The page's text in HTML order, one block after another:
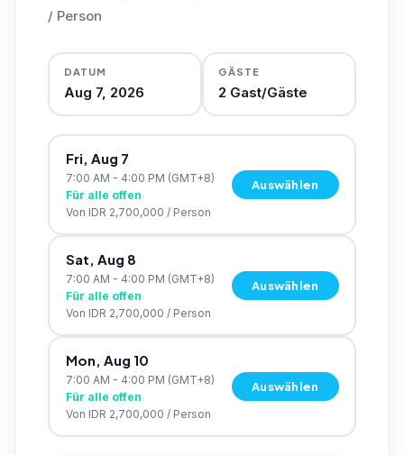
/ Person
DATUM
Aug 7, 2026
GÄSTE
2 Gast/Gäste
Fri, Aug 7
7:00 AM - 4:00 PM (GMT+8)
Für alle offen
Von IDR 2,700,000 / Person
Auswählen
Sat, Aug 8
7:00 AM - 4:00 PM (GMT+8)
Für alle offen
Von IDR 2,700,000 / Person
Auswählen
Mon, Aug 10
7:00 AM - 4:00 PM (GMT+8)
Für alle offen
Von IDR 2,700,000 / Person
Auswählen